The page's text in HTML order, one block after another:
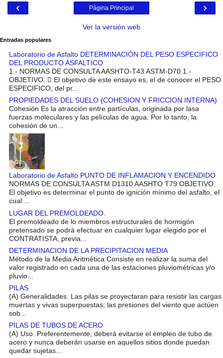
‹ ›
Página Principal
Ver la versión web
Entradas populares
Laboratorio de Asfalto DETERMINACIÓN DEL PESO ESPECIFICO
DEL PRODUCTO ASFALTICO
1.- NORMAS DE CONSULTA AASHTO-T43 ASTM-D70 1.-
OBJETIVO.  El objetivo de este ensayo es, el de conocer el PESO
ESPECIFICO, del pr...
PROPIEDADES DEL SUELO (COHESION Y FRICCION INTERNA)
Cohesión Es la atracción entre partículas, originada por lasa
fuerzas moleculares y las películas de agua. Por lo tanto, la
cohesión de un...
Laboratorio de Asfalto PUNTO DE INFLAMACION Y ENCENDIDO
NORMAS DE CONSULTA ASTM D1310 AASHTO T79 OBJETIVO.
El objetivo es determinar el punto de ignición mínimo del asfalto, el
cual ...
LUGAR DEL PREMOLDEADO.
El premoldeado de lo miembros estructurales de hormigón
pretensado se podrá efectuar en cualquier lugar elegido por el
CONTRATISTA, previa...
DETERMINACION DE LA PRECIPITACION MEDIA
Método de la Media Aritmética Consiste en realizar la suma del
valor registrado en cada una de las estaciones pluviométricas y/o
pluvio...
PILAS
(A) Generalidades. Las pilas se proyectaran para resistir las cargas
muertas y vivas superpuestas; las presiones del viento que actúen
sob...
PILAS DE TUBOS DE ACERO
(A) Uso. Preferentemente, deberá evitarse el empleo de tubo de
acero y nunca deberán usarse en aquellos sitios donde puedan
quedar sujetas...